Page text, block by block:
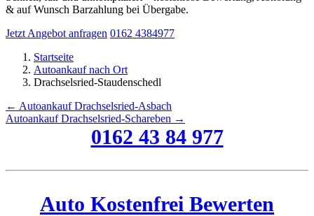
& auf Wunsch Barzahlung bei Übergabe.
Jetzt Angebot anfragen 0162 4384977
Startseite
Autoankauf nach Ort
Drachselsried-Staudenschedl
← Autoankauf Drachselsried-Asbach
Autoankauf Drachselsried-Schareben →
0162 43 84 977
Auto Kostenfrei Bewerten